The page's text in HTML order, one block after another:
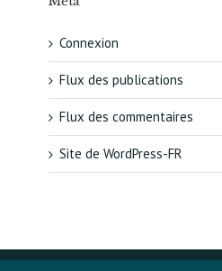
Connexion
Flux des publications
Flux des commentaires
Site de WordPress-FR